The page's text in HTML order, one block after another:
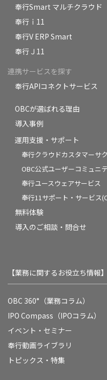
奉行Smart マルチクラウド
奉行ｉ11
奉行V ERP Smart
奉行Ｊ11
連携サービスを探す
奉行APIコネクトサービス
OBCが選ばれる理由
導入事例
運用支援・サポート
奉行クラウドカスタマーサ
OBC公式ユーザーコミュニ
奉行ユースウェアサービス
奉行11サポート・サービス
無料体験
導入のご相談・問合せ
【業務に関するお役立ち情報】
OBC 360°（業務コラム）
IPO Compass（IPOコラム）
イベント・セミナー
奉行動画ライブラリ
トピックス・特集